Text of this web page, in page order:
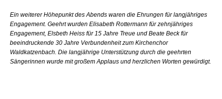
Ein weiterer Höhepunkt des Abends waren die Ehrungen für langjähriges
Engagement. Geehrt wurden Elisabeth Rottermann für zehnjähriges
Engagement, Elsbeth Heiss für 15 Jahre Treue und Beate Beck für
beeindruckende 30 Jahre Verbundenheit zum Kirchenchor
Waldkatzenbach. Die langjährige Unterstützung durch die geehrten
Sängerinnen wurde mit großem Applaus und herzlichen Worten gewürdigt.